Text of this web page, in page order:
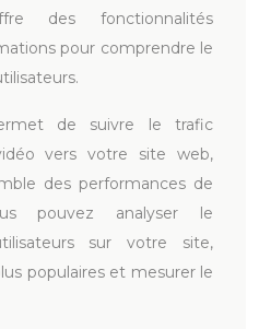
des fonctionnalités
pour comprendre le
de suivre le trafic
vers votre site web,
des performances de
pouvez analyser le
sur votre site,
populaires et mesurer le